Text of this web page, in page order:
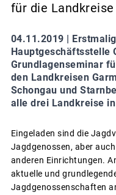
für die Landkreise
04.11.2019 |
Hauptgeschäftsstelle
Grundlagenseminar
den Landkreisen
Schongau und
alle drei Landkreise
Eingeladen sind die
Jagdgenossen, aber
anderen Einrichtungen.
aktuelle und
Jagdgenossenschaften